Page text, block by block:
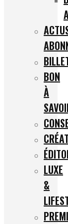
BON
À
LUXE
&